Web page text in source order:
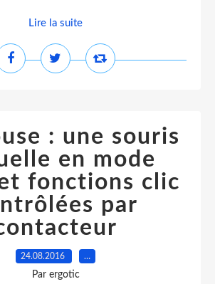
Lire la suite
: une souris
en mode
fonctions clic
par
24.08.2016 …
Par ergotic